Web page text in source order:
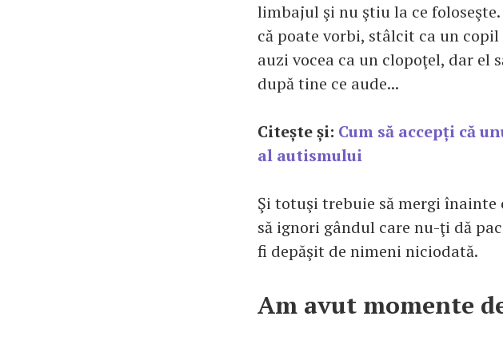
limbajul şi nu ştiu la ce
că poate vorbi, stâlcit ca un
auzi vocea ca un clopoţel, dar el
după tine ce aude...
Citește și: Cum să accepți că
al autismului
Şi totuşi trebuie să mergi înainte
să ignori gândul care nu-ţi dă
fi depăşit de nimeni niciodată.
Am avut momente